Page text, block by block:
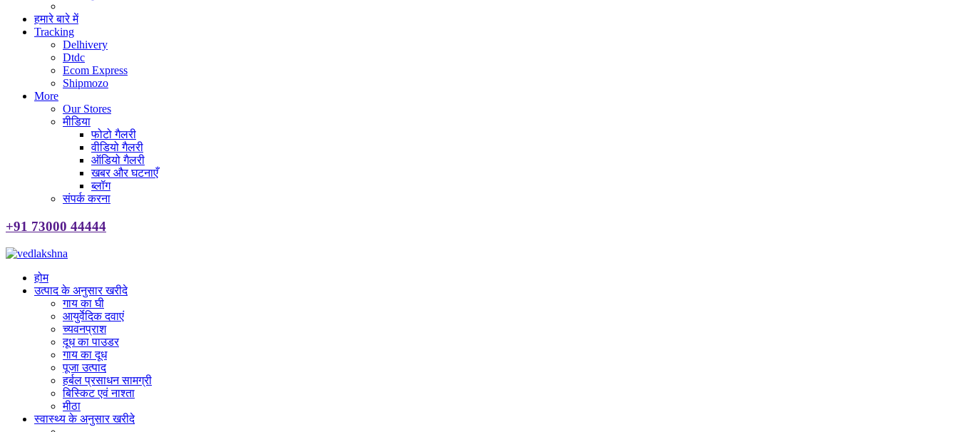
हमारे बारे में
Tracking
Delhivery
Dtdc
Ecom Express
Shipmozo
More
Our Stores
मीडिया
फोटो गैलरी
वीडियो गैलरी
ऑडियो गैलरी
खबर और घटनाएँ
ब्लॉग
संपर्क करना
+91 73000 44444
होम
उत्पाद के अनुसार खरीदे
गाय का घी
आयुर्वेदिक दवाएं
च्यवनप्राश
दूध का पाउडर
गाय का दूध
पूजा उत्पाद
हर्बल प्रसाधन सामग्री
बिस्किट एवं नाश्ता
मीठा
स्वास्थ्य के अनुसार खरीदे